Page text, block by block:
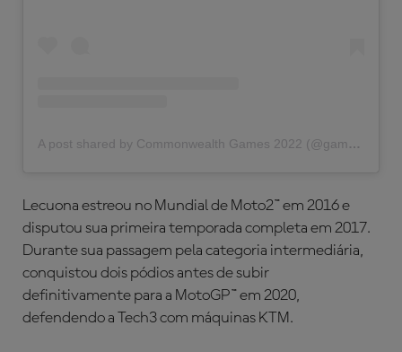
A post shared by Commonwealth Games 2022 (@gamescommonwealth)
Lecuona estreou no Mundial de Moto2™ em 2016 e
disputou sua primeira temporada completa em 2017.
Durante sua passagem pela categoria intermediária,
conquistou dois pódios antes de subir
definitivamente para a MotoGP™ em 2020,
defendendo a Tech3 com máquinas KTM.